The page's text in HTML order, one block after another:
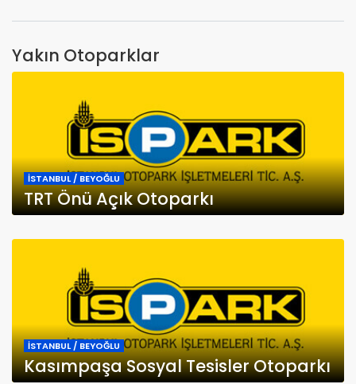
Yakın Otoparklar
İSTANBUL / BEYOĞLU
TRT Önü Açık Otoparkı
İSTANBUL / BEYOĞLU
Kasımpaşa Sosyal Tesisler Otoparkı